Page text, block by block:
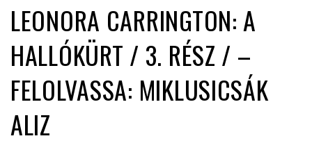
LEONORA CARRINGTON: A
HALLÓKÜRT / 3. RÉSZ / –
FELOLVASSA: MIKLUSICSÁK
ALIZ